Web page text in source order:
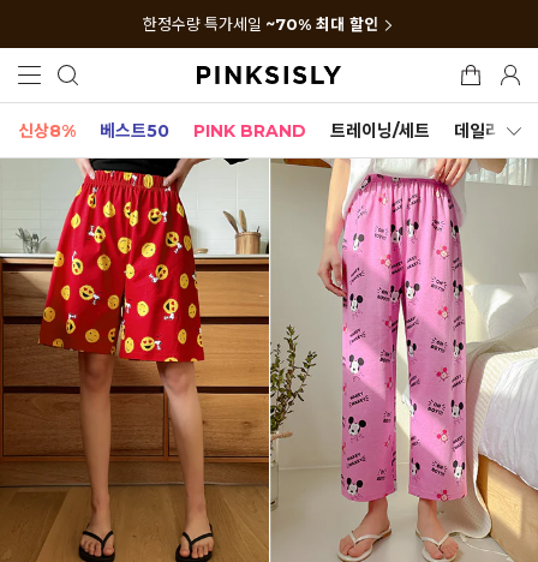
한정수량 특가세일 ~70% 최대 할인
신상8% 베스트50 PINK BRAND 트레이닝/세트 데일리세트